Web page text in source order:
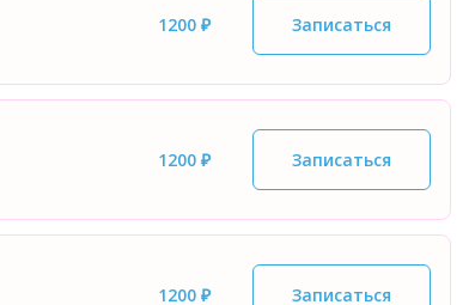
1200 ₽ Записаться
1200 ₽ Записаться
1200 ₽ Записаться